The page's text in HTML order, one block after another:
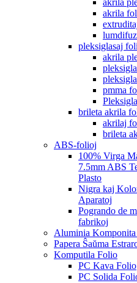
akrila
akrila
pleksiglasaj
akrila
pmma
brileta akrila
akrilaj
brileta
ABS-folioj
100% Virga
7.5mm ABS
Plasto
Nigra kaj
Aparatoj
Pogrando de
fabrikoj
Aluminia Komponita
Papera Ŝaŭma
Komputila Folio
PC Kava Folio
PC Solida